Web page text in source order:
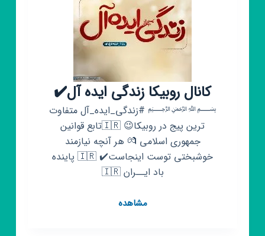
کانال روبیکا زندگی ایده آل✔️
﷽ #زندگی_ایده_آل متفاوت
ترین پیج در روبیکا😉 🇮🇷تابع قوانین
جمهوری اسلامی 💏 هر آنچه نیازمند
خوشبختی توست اینجاست✔️ 🇮🇷 پاینده
باد ایــران 🇮🇷
مشاهدهکانال